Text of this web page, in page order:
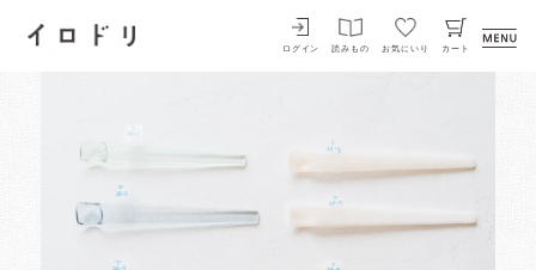
イロドリ
ログイン 読みもの お気にいり カート